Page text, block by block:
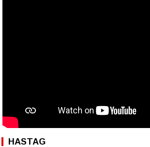
HASTAG